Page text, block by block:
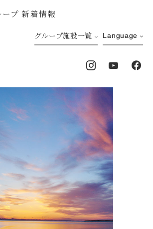
プ 新着情報
グループ施設一覧 Language